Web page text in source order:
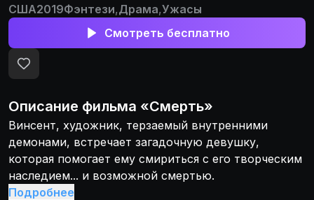
США2019Фэнтези,Драма,Ужасы
Смотреть бесплатно
Описание фильма «Смерть»
Винсент, художник, терзаемый внутренними
демонами, встречает загадочную девушку,
которая помогает ему смириться с его творческим
наследием... и возможной смертью.
Подробнее